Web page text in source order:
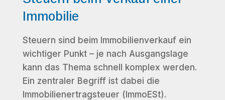
Immobilie
Steuern sind beim Immobilienverkauf ein
wichtiger Punkt – je nach Ausgangslage
kann das Thema schnell komplex werden.
Ein zentraler Begriff ist dabei die
Immobilienertragsteuer (ImmoESt).